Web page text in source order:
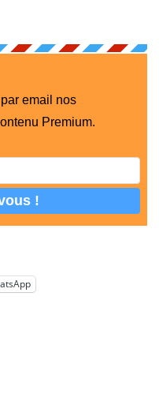
email nos
Premium.